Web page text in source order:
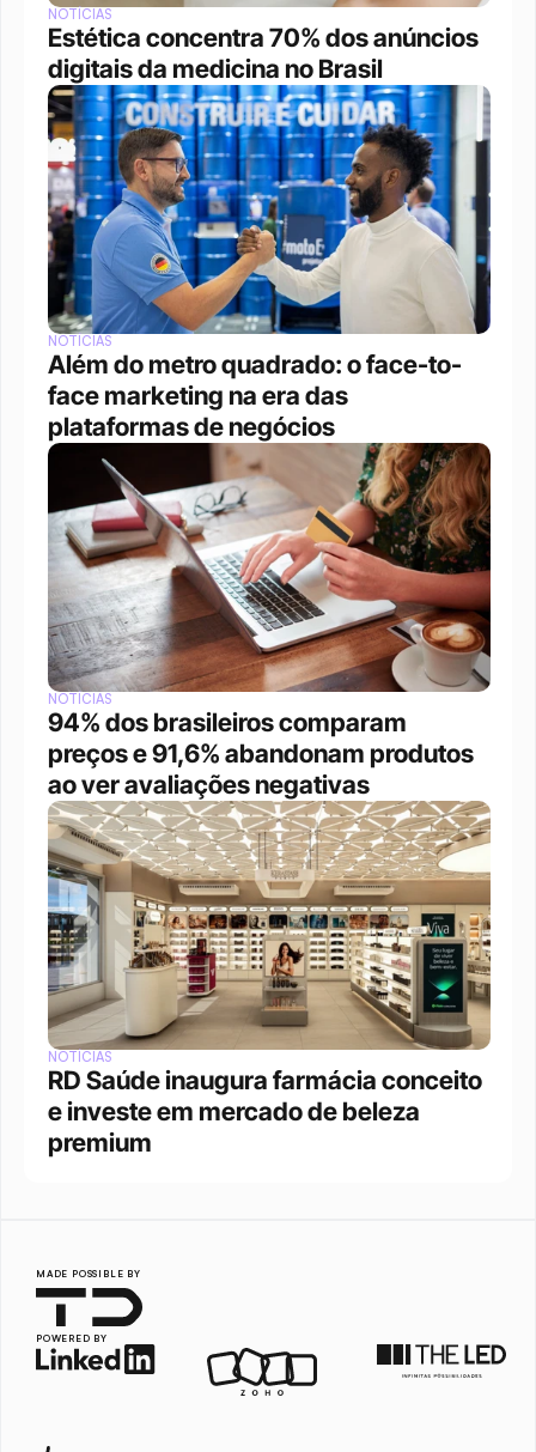
NOTÍCIAS
Estética concentra 70% dos anúncios
digitais da medicina no Brasil
NOTÍCIAS
Além do metro quadrado: o face-to-
face marketing na era das
plataformas de negócios
NOTÍCIAS
94% dos brasileiros comparam
preços e 91,6% abandonam produtos
ao ver avaliações negativas
NOTÍCIAS
RD Saúde inaugura farmácia conceito
e investe em mercado de beleza
premium
MADE POSSIBLE BY
POWERED BY